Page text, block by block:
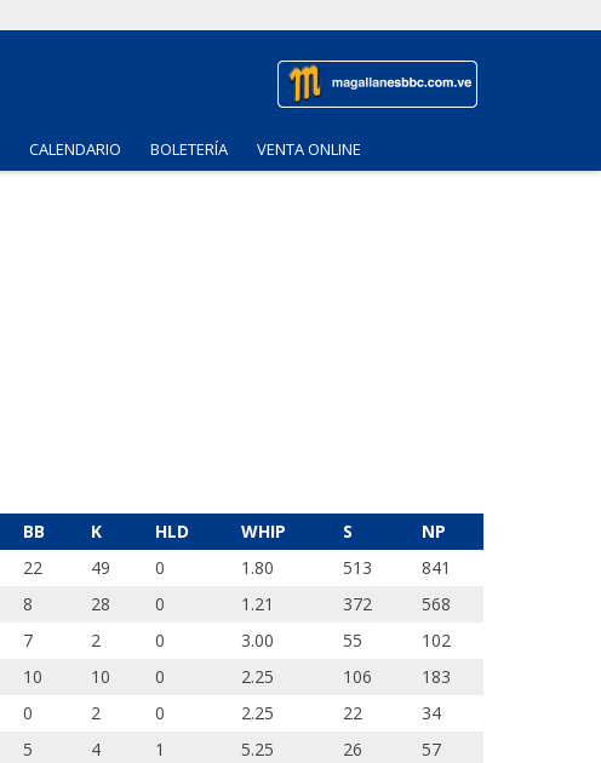
CALENDARIO BOLETERÍA VENTA ONLINE
BB K HLD WHIP S
NP
22 49 0 1.80 513
841
8 28 0 1.21 372
568
7 2 0 3.00 55
102
10 10 0 2.25 106
183
0 2 0 2.25 22
34
5 4 1 5.25 26
57